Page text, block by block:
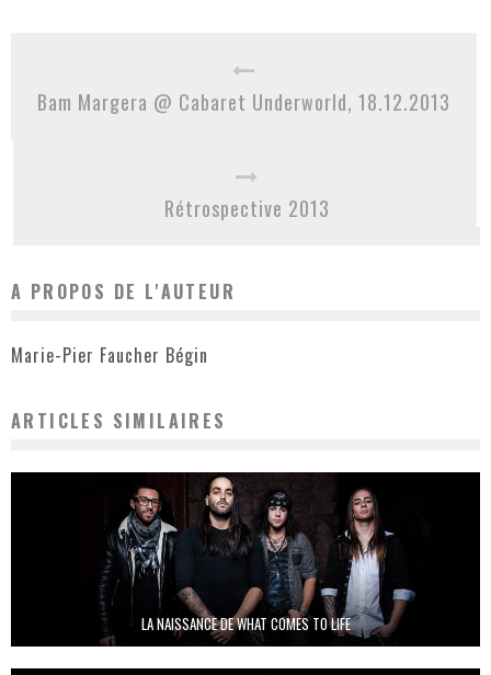
Bam Margera @ Cabaret Underworld, 18.12.2013
Rétrospective 2013
A PROPOS DE L'AUTEUR
Marie-Pier Faucher Bégin
ARTICLES SIMILAIRES
LA NAISSANCE DE WHAT COMES TO LIFE